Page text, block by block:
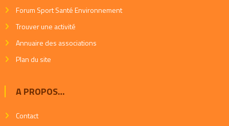
Forum Sport Santé Environnement
Trouver une activité
Annuaire des associations
Plan du site
A PROPOS…
Contact